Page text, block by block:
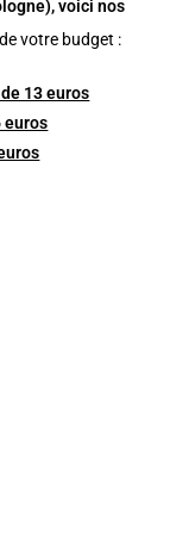
voici nos
votre budget :
13 euros
euros